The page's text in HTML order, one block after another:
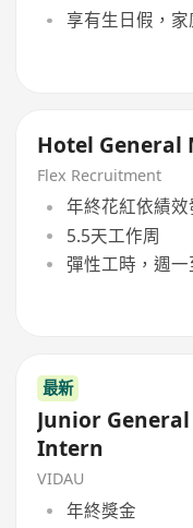
享有生日假，
Hotel General
Flex Recruitment
年終花紅依績效
5.5天工作周
彈性工時，週
最新
Junior
Intern
VIDAU
年終獎金